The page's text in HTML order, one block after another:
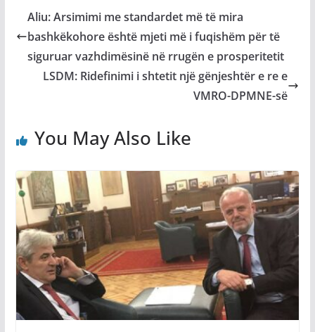
Aliu: Arsimimi me standardet më të mira
bashkëkohore është mjeti më i fuqishëm për të
siguruar vazhdimësinë në rrugën e prosperitetit
LSDM: Ridefinimi i shtetit një gënjeshtër e re e
VMRO-DPMNE-së
You May Also Like